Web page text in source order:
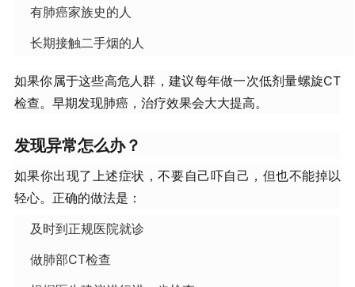
有肺癌家族史的人
长期接触二手烟的人
如果你属于这些高危人群，建议每年做一次低剂量螺旋CT
检查。早期发现肺癌，治疗效果会大大提高。
​发现异常怎么办？​
如果你出现了上述症状，不要自己吓自己，但也不能掉以
轻心。正确的做法是：
及时到正规医院就诊
做肺部CT检查